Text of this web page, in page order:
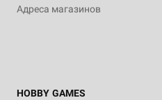
Адреса магазинов
HOBBY GAMES